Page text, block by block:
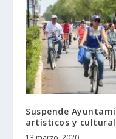
Suspende
artísticos y